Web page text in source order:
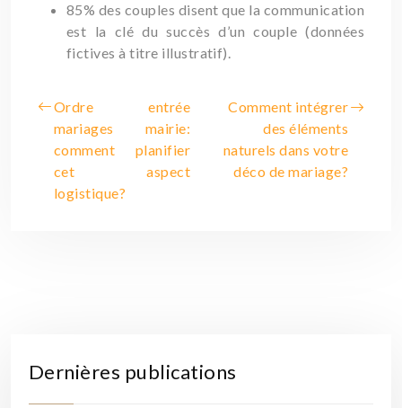
85% des couples disent que la communication
est la clé du succès d’un couple (données
fictives à titre illustratif).
Ordre entrée
mariages mairie:
comment planifier
cet aspect
logistique?
Comment intégrer
des éléments
naturels dans votre
déco de mariage?
Dernières publications